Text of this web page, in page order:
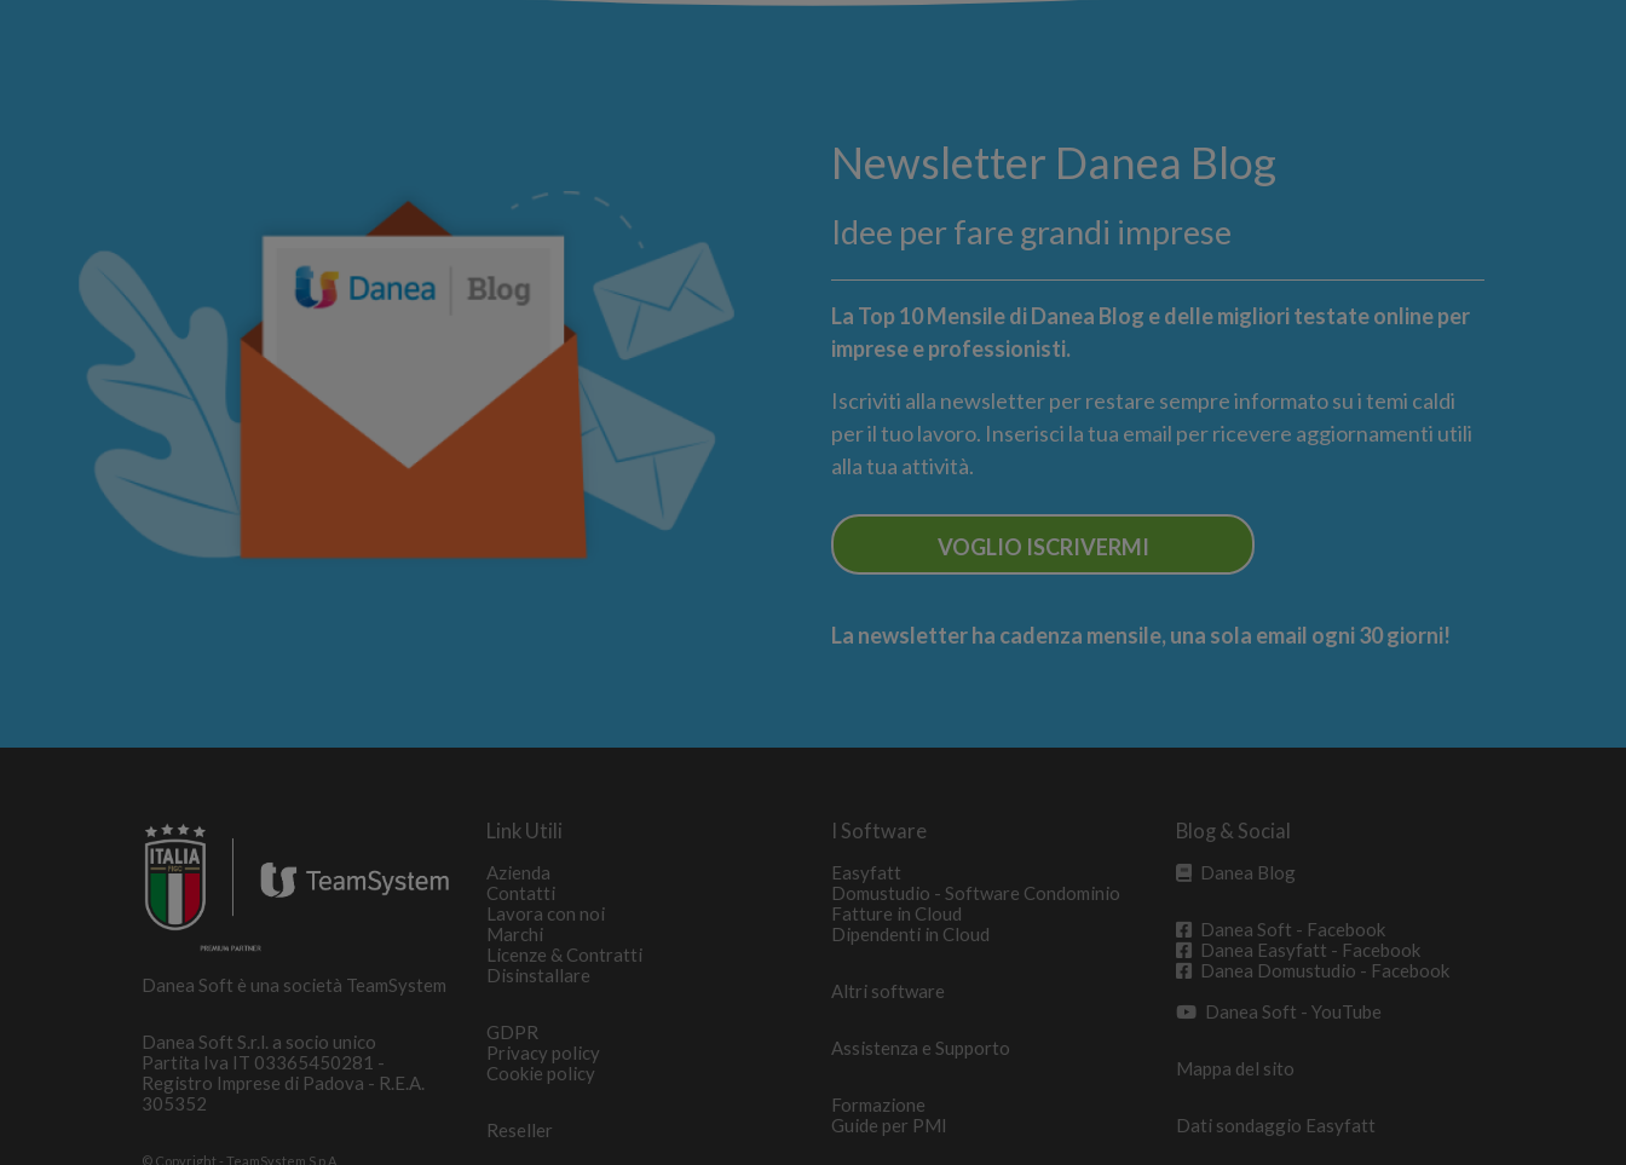
Newsletter Danea Blog
Idee per fare grandi imprese
La Top 10 Mensile di Danea Blog e delle migliori testate online per
imprese e professionisti.
Iscriviti alla newsletter per restare sempre informato su i temi caldi
per il tuo lavoro. Inserisci la tua email per ricevere aggiornamenti utili
alla tua attività.
VOGLIO ISCRIVERMI
La newsletter ha cadenza mensile, una sola email ogni 30 giorni!
Danea Soft è una società TeamSystem
Danea Soft S.r.l. a socio unico
Partita Iva IT 03365450281 -
Registro Imprese di Padova - R.E.A.
305352
© Copyright - TeamSystem S.p.A.
Link Utili
Azienda
Contatti
Lavora con noi
Marchi
Licenze & Contratti
Disinstallare
GDPR
Privacy policy
Cookie policy
Reseller
I Software
Easyfatt
Domustudio - Software Condominio
Fatture in Cloud
Dipendenti in Cloud
Altri software
Assistenza e Supporto
Formazione
Guide per PMI
Blog & Social
Danea Blog
Danea Soft - Facebook
Danea Easyfatt - Facebook
Danea Domustudio - Facebook
Danea Soft - YouTube
Mappa del sito
Dati sondaggio Easyfatt